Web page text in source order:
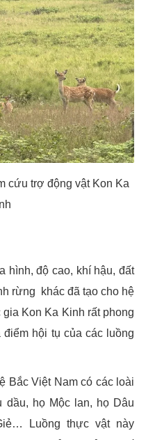
cứu trợ động vật Kon Ka
hình, độ cao, khí hậu, đất
rừng khác đã tạo cho hệ
Kon Ka Kinh rất phong
hội tụ của các luồng
Bắc Việt Nam có các loài
dầu, họ Mộc lan, họ Dâu
Luồng thực vật này